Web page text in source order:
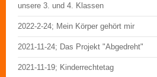
unsere 3. und 4. Klassen
2022-2-24; Mein Körper gehört mir
2021-11-24; Das Projekt "Abgedreht"
2021-11-19; Kinderrechtetag